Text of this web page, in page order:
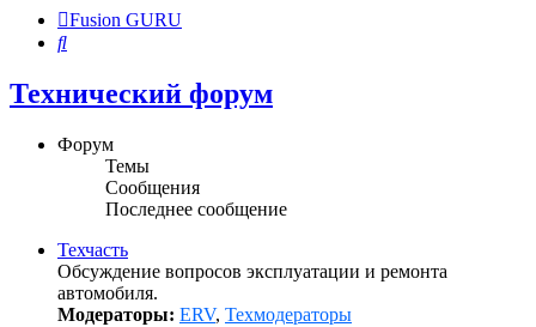
Fusion GURU
Поиск
Технический форум
Форум
Темы
Сообщения
Последнее сообщение
Техчасть
Обсуждение вопросов эксплуатации и ремонта
автомобиля.
Модераторы: ERV, Техмодераторы